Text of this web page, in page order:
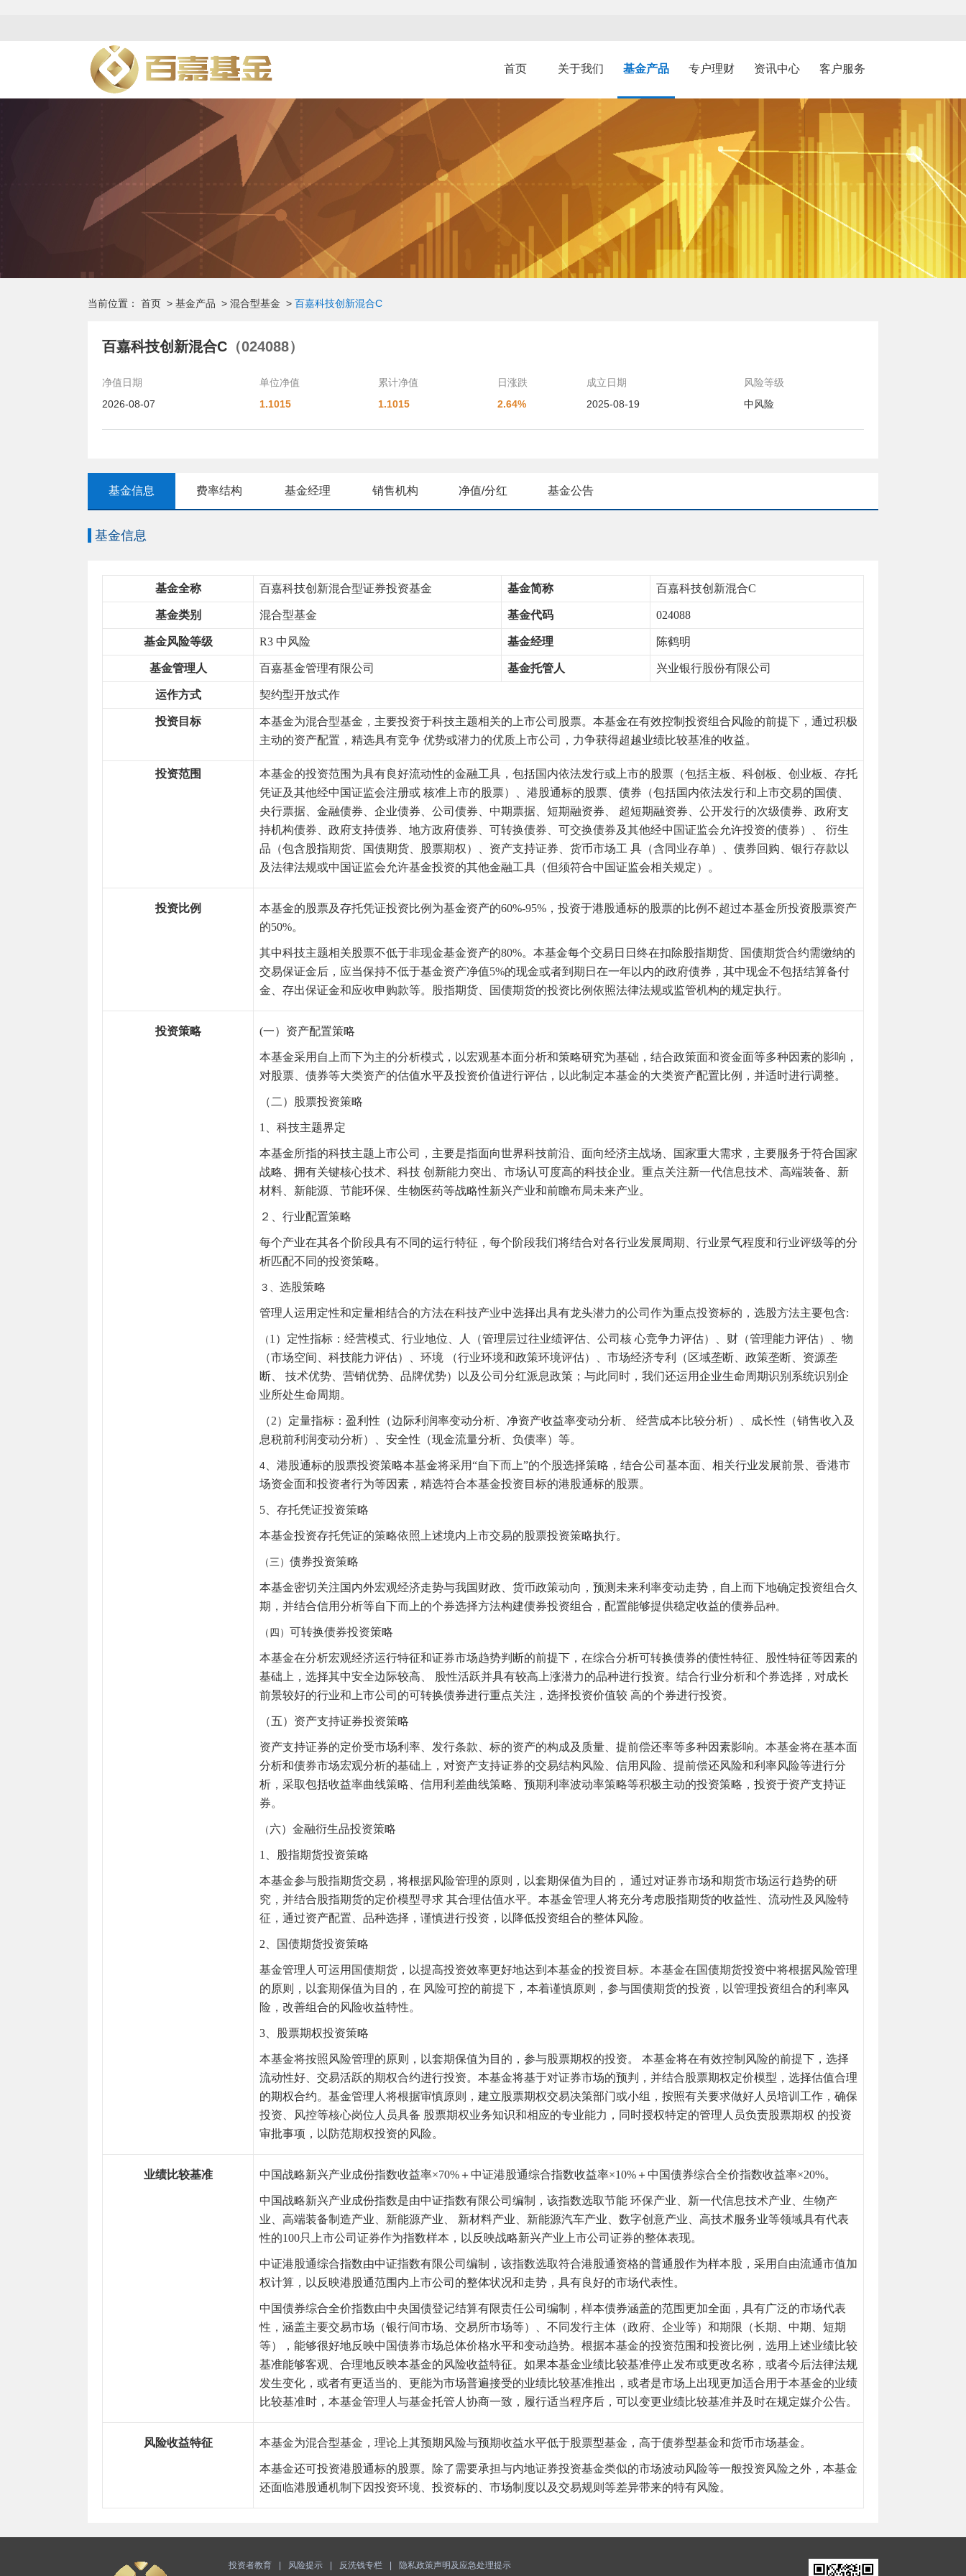
首页 关于我们 基金产品 专户理财 资讯中心 客户服务
当前位置： 首页 > 基金产品 > 混合型基金 > 百嘉科技创新混合C
百嘉科技创新混合C （024088）
净值日期 单位净值 累计净值 日涨跌 成立日期
风险等级
2026-08-07
1.1015 1.1015 2.64% 2025-08-19 中风险
基金信息 费率结构 基金经理 销售机构 净值/分红 基金公告
基金信息
基金全称 百嘉科技创新混合型证券投资基金 基金简称 百嘉科技创新混合C
基金类别 混合型基金 基金代码 024088
基金风险等级 R3 中风险 基金经理 陈鹤明
基金管理人 百嘉基金管理有限公司 基金托管人 兴业银行股份有限公司
运作方式 契约型开放式作
投资目标
本基金为混合型基金，主要投资于科技主题相关的上市公司股票。本基金在有效控制投资组合风险的前提下，通过积极
主动的资产配置，精选具有竞争 优势或潜力的优质上市公司，力争获得超越业绩比较基准的收益。
投资范围
本基金的投资范围为具有良好流动性的金融工具，包括国内依法发行或上市的股票（包括主板、科创板、创业板、存托
凭证及其他经中国证监会注册或 核准上市的股票）、港股通标的股票、债券（包括国内依法发行和上市交易的国债、
央行票据、金融债券、企业债券、公司债券、中期票据、短期融资券、 超短期融资券、公开发行的次级债券、政府支
持机构债券、政府支持债券、地方政府债券、可转换债券、可交换债券及其他经中国证监会允许投资的债券）、 衍生
品（包含股指期货、国债期货、股票期权）、资产支持证券、货币市场工 具（含同业存单）、债券回购、银行存款以
及法律法规或中国证监会允许基金投资的其他金融工具（但须符合中国证监会相关规定）。
投资比例
本基金的股票及存托凭证投资比例为基金资产的60%-95%，投资于港股通标的股票的比例不超过本基金所投资股票资产
的50%。
其中科技主题相关股票不低于非现金基金资产的80%。本基金每个交易日日终在扣除股指期货、国债期货合约需缴纳的
交易保证金后，应当保持不低于基金资产净值5%的现金或者到期日在一年以内的政府债券，其中现金不包括结算备付
金、存出保证金和应收申购款等。股指期货、国债期货的投资比例依照法律法规或监管机构的规定执行。
投资策略 (一）资产配置策略
本基金采用自上而下为主的分析模式，以宏观基本面分析和策略研究为基础，结合政策面和资金面等多种因素的影响，
对股票、债券等大类资产的估值水平及投资价值进行评估，以此制定本基金的大类资产配置比例，并适时进行调整。
（二）股票投资策略
1、科技主题界定
本基金所指的科技主题上市公司，主要是指面向世界科技前沿、面向经济主战场、国家重大需求，主要服务于符合国家
战略、拥有关键核心技术、科技 创新能力突出、市场认可度高的科技企业。重点关注新一代信息技术、高端装备、新
材料、新能源、节能环保、生物医药等战略性新兴产业和前瞻布局未来产业。
２、行业配置策略
每个产业在其各个阶段具有不同的运行特征，每个阶段我们将结合对各行业发展周期、行业景气程度和行业评级等的分
析匹配不同的投资策略。
３、 选股策略
管理人运用定性和定量相结合的方法在科技产业中选择出具有龙头潜力的公司作为重点投资标的，选股方法主要包含:
（1）定性指标：经营模式、行业地位、人（管理层过往业绩评估、公司核 心竞争力评估）、财（管理能力评估）、物
（市场空间、科技能力评估）、环境 （行业环境和政策环境评估）、市场经济专利（区域垄断、政策垄断、资源垄
断、 技术优势、营销优势、品牌优势）以及公司分红派息政策；与此同时，我们还运用企业生命周期识别系统识别企
业所处生命周期。
（2）定量指标：盈利性（边际利润率变动分析、净资产收益率变动分析、 经营成本比较分析）、成长性（销售收入及
息税前利润变动分析）、安全性（现金流量分析、负债率）等。
4 港股通标的股票投资策略本基金将采用“自下而上”的个股选择策略，结合公司基本面、相关行业发展前景、香港市
场资金面和投资者行为等因素， 精选符合本基金投资目标的港股通标的股票。
5、存托凭证投资策略
本基金投资存托凭证的策略依照上述境内上市交易的股票投资策略执行。
（三） 债券投资策略
本基金密切关注国内外宏观经济走势与我国财政、货币政策动向，预测未来利率变动走势，自上而下地确定投资组合久
期，并结合信用分析等自下而上的个券选择方法构建债券投资组合，配置能够提供稳定收益的债券品种。
（四） 可转换债券投资策略
本基金在分析宏观经济运行特征和证券市场趋势判断的前提下，在综合分析可转换债券的债性特征、股性特征等因素的
基础上，选择其中安全边际较高、 股性活跃并具有较高上涨潜力的品种进行投资。结合行业分析和个券选择，对成长
前景较好的行业和上市公司的可转换债券进行重点关注，选择投资价值较 高的个券进行投资。
（五）资产支持证券投资策略
资产支持证券的定价受市场利率、发行条款、标的资产的构成及质量、提前偿还率等多种因素影响。本基金将在基本面
分析和债券市场宏观分析的基础上，对资产支持证券的交易结构风险、信用风险、提前偿还风险和利率风险等进行分
析，采取包括收益率曲线策略、信用利差曲线策略、预期利率波动率策略等积极主动的投资策略，投资于资产支持证
券。
（六）金融衍生品投资策略
1、股指期货投资策略
本基金参与股指期货交易，将根据风险管理的原则，以套期保值为目的， 通过对证券市场和期货市场运行趋势的研
究，并结合股指期货的定价模型寻求 其合理估值水平。本基金管理人将充分考虑股指期货的收益性、流动性及风险特
征，通过资产配置、品种选择，谨慎进行投资，以降低投资组合的整体风险。
2、国债期货投资策略
基金管理人可运用国债期货，以提高投资效率更好地达到本基金的投资目标。本基金在国债期货投资中将根据风险管理
的原则，以套期保值为目的，在 风险可控的前提下，本着谨慎原则，参与国债期货的投资，以管理投资组合的利率风
险，改善组合的风险收益特性。
3、股票期权投资策略
本基金将按照风险管理的原则，以套期保值为目的，参与股票期权的投资。 本基金将在有效控制风险的前提下，选择
流动性好、交易活跃的期权合约进行投资。本基金将基于对证券市场的预判，并结合股票期权定价模型，选择估值合理
的期权合约。基金管理人将根据审慎原则，建立股票期权交易决策部门或小组，按照有关要求做好人员培训工作，确保
投资、风控等核心岗位人员具备 股票期权业务知识和相应的专业能力，同时授权特定的管理人员负责股票期权 的投资
审批事项，以防范期权投资的风险。
业绩比较基准 中国战略新兴产业成份指数收益率×70%＋中证港股通综合指数收益率×10%＋中国债券综合全价指数收益率×20%。
中国战略新兴产业成份指数是由中证指数有限公司编制，该指数选取节能 环保产业、新一代信息技术产业、生物产
业、高端装备制造产业、新能源产业、 新材料产业、新能源汽车产业、数字创意产业、高技术服务业等领域具有代表
性的100只上市公司证券作为指数样本，以反映战略新兴产业上市公司证券的整体表现。
中证港股通综合指数由中证指数有限公司编制，该指数选取符合港股通资格的普通股作为样本股，采用自由流通市值加
权计算，以反映港股通范围内上市公司的整体状况和走势，具有良好的市场代表性。
中国债券综合全价指数由中央国债登记结算有限责任公司编制，样本债券涵盖的范围更加全面，具有广泛的市场代表
性，涵盖主要交易市场（银行间市场、交易所市场等）、不同发行主体（政府、企业等）和期限（长期、中期、短期
等），能够很好地反映中国债券市场总体价格水平和变动趋势。根据本基金的投资范围和投资比例，选用上述业绩比较
基准能够客观、合理地反映本基金的风险收益特征。如果本基金业绩比较基准停止发布或更改名称，或者今后法律法规
发生变化，或者有更适当的、更能为市场普遍接受的业绩比较基准推出，或者是市场上出现更加适合用于本基金的业绩
比较基准时，本基金管理人与基金托管人协商一致，履行适当程序后，可以变更业绩比较基准并及时在规定媒介公告。
风险收益特征 本基金为混合型基金，理论上其预期风险与预期收益水平低于股票型基金，高于债券型基金和货币市场基金。
本基金还可投资港股通标的股票。除了需要承担与内地证券投资基金类似的市场波动风险等一般投资风险之外，本基金
还面临港股通机制下因投资环境、投资标的、市场制度以及交易规则等差异带来的特有风险。
投资者教育 风险提示 反洗钱专栏 隐私政策声明及应急处理提示